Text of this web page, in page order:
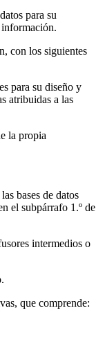
para su
con los siguientes
para su diseño y
atribuidas a las
la propia
bases de datos
el subpárrafo 1.º de
intermedios o
que comprende: